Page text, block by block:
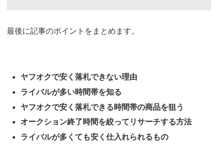
最後に記事のポイントをまとめます。
ヤフオクで安く落札できない理由
ライバルが多い時間帯を知る
ヤフオクで安く落札できる時間帯の商品を狙う
オークション終了時間を絞ってリサーチする方法
ライバルが多くても安く仕入れられるもの